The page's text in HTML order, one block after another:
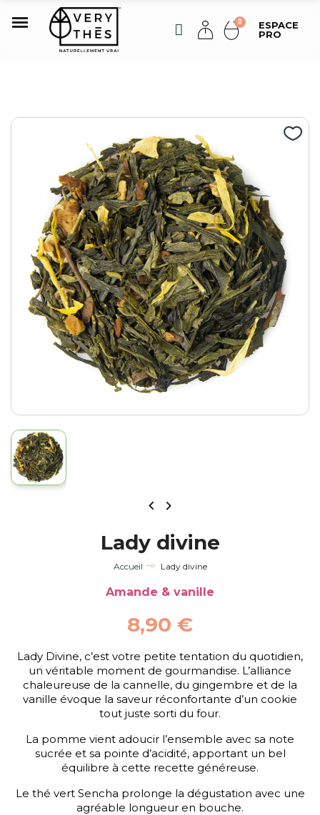
ESPACE
PRO
 
Lady divine
Accueil Lady divine
Amande & vanille
8,90 €
Lady Divine, c’est votre petite tentation du quotidien,
un véritable moment de gourmandise. L’alliance
chaleureuse de la cannelle, du gingembre et de la
vanille évoque la saveur réconfortante d’un cookie
tout juste sorti du four.
La pomme vient adoucir l’ensemble avec sa note
sucrée et sa pointe d’acidité, apportant un bel
équilibre à cette recette généreuse.
Le thé vert Sencha prolonge la dégustation avec une
agréable longueur en bouche.